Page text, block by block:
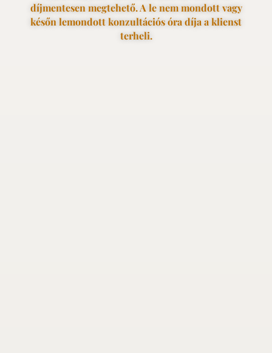
díjmentesen megtehető. A le nem mondott vagy
későn lemondott konzultációs óra díja a klienst
terheli.